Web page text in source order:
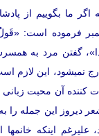
اگر ما بگوییم از
فرموده است:
گفتن مرد به
نمی­شود، این لازم
کننده آن محبت
دیروز این جمله را به
علی­رغم اینکه